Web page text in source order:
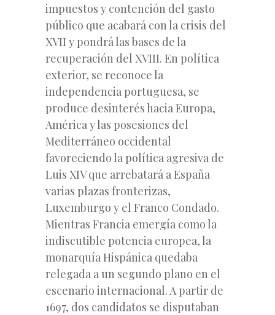
impuestos y contención del gasto
público que acabará con la crisis del
XVII y pondrá las bases de la
recuperación del XVIII. En política
exterior, se reconoce la
independencia portuguesa, se
produce desinterés hacia Europa,
América y las posesiones del
Mediterráneo occidental
favoreciendo la política agresiva de
Luis XIV que arrebatará a España
varias plazas fronterizas,
Luxemburgo y el Franco Condado.
Mientras Francia emergía como la
indiscutible potencia europea, la
monarquía Hispánica quedaba
relegada a un segundo plano en el
escenario internacional. A partir de
1697, dos candidatos se disputaban